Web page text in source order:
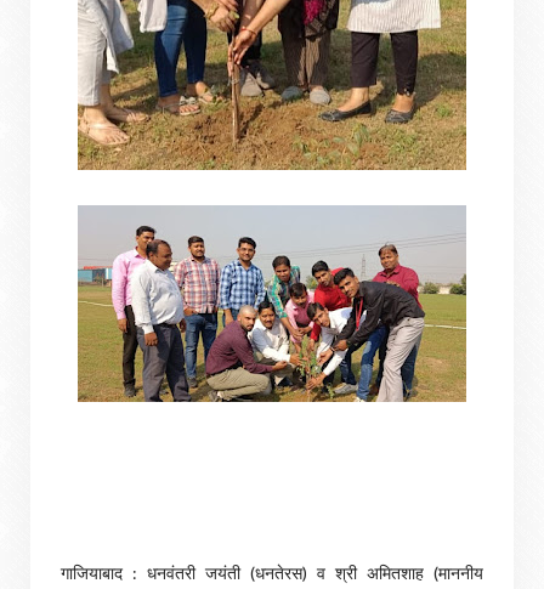
गाजियाबाद : धनवंतरी जयंती (धनतेरस) व श्री अमितशाह (माननीय